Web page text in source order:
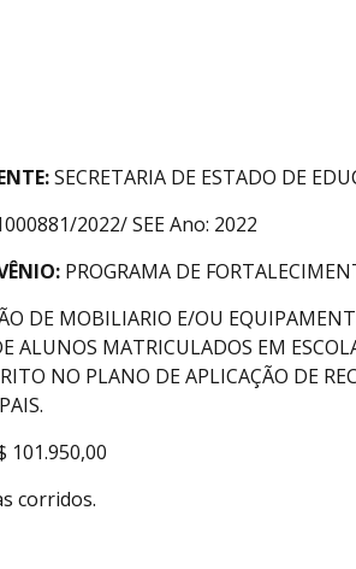
SECRETARIA DE ESTADO DE
2022/ SEE Ano: 2022
PROGRAMA DE
DE MOBILIARIO E/OU
ALUNOS MATRICULADOS EM
NO PLANO DE APLICAÇÃO DE
101.950,00
corridos.